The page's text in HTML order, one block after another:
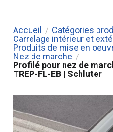
Accueil / Catégories
Carrelage intérieur et
Produits de mise en
Nez de marche /
Profilé pour nez de
TREP-FL-EB | Schluter